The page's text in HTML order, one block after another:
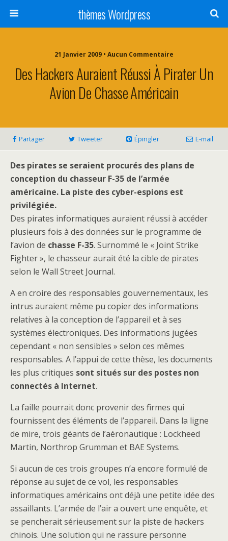
thèmes Wordpress
21 Janvier 2009 • Aucun Commentaire
Des Hackers Auraient Réussi À Pirater Un
Avion De Chasse Américain
Partager Tweeter Épingler E-mail
Des pirates se seraient procurés des plans de
conception du chasseur F-35 de l’armée
américaine. La piste des cyber-espions est
privilégiée.
Des pirates informatiques auraient réussi à accéder
plusieurs fois à des données sur le programme de
l’avion de chasse F-35. Surnommé le « Joint Strike
Fighter », le chasseur aurait été la cible de pirates
selon le Wall Street Journal.
A en croire des responsables gouvernementaux, les
intrus auraient même pu copier des informations
relatives à la conception de l’appareil et à ses
systèmes électroniques. Des informations jugées
cependant « non sensibles » selon ces mêmes
responsables. A l’appui de cette thèse, les documents
les plus critiques sont situés sur des postes non
connectés à Internet.
La faille pourrait donc provenir des firmes qui
fournissent des éléments de l’appareil. Dans la ligne
de mire, trois géants de l’aéronautique : Lockheed
Martin, Northrop Grumman et BAE Systems.
Si aucun de ces trois groupes n’a encore formulé de
réponse au sujet de ce vol, les responsables
informatiques américains ont déjà une petite idée des
assaillants. L’armée de l’air a ouvert une enquête, et
se pencherait sérieusement sur la piste de hackers
chinois. Une solution qui ne rassure personne